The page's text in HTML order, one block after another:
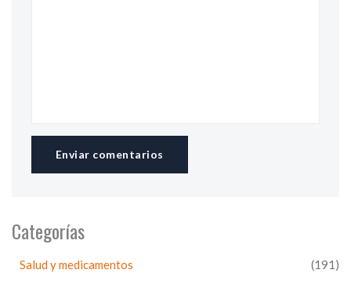
Enviar comentarios
Categorías
Salud y medicamentos (191)